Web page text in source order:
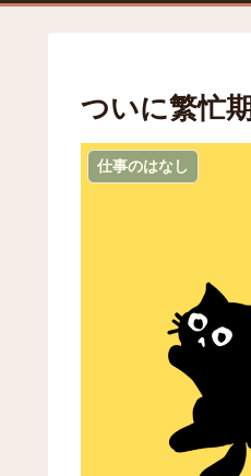
ついに繁忙
仕事のはなし